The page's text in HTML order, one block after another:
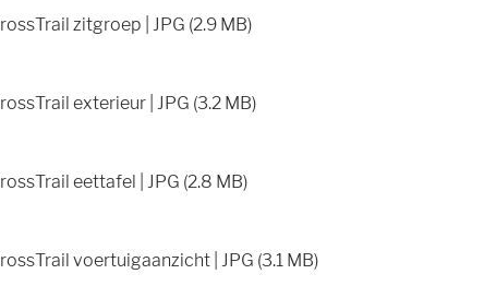
zitgroep | JPG (2.9 MB)
exterieur | JPG (3.2 MB)
eettafel | JPG (2.8 MB)
voertuigaanzicht | JPG (3.1 MB)